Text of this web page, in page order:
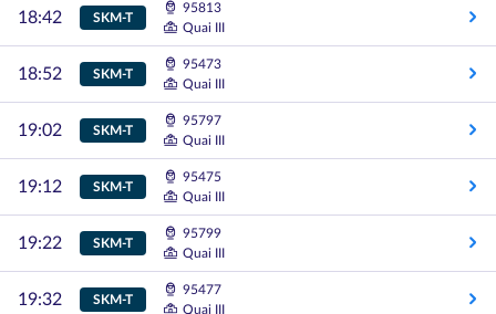
18:42 SKM-T
95813
Quai III
18:52 SKM-T
95473
Quai III
19:02 SKM-T
95797
Quai III
19:12 SKM-T
95475
Quai III
19:22 SKM-T
95799
Quai III
19:32 SKM-T
95477
Quai III